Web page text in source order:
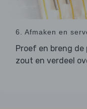
6. Afmaken en
Proef en breng de
zout en verdeel